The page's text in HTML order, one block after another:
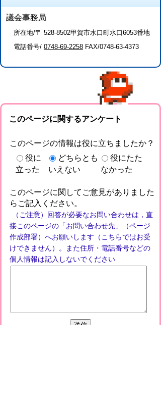
議会事務局
所在地/〒 528-8502甲賀市水口町水口6053番地
電話番号/ 0748-69-2258 FAX/0748-63-4373
このページに関するアンケート
このページの情報は役に立ちましたか？
役に
立った
どちらとも
いえない
役にたた
なかった
このページに関してご意見がありました
らご記入ください。
（ご注意）回答が必要なお問い合わせは，直
接このページの「お問い合わせ先」（ページ
作成部署）へお願いします（こちらではお受
けできません）。また住所・電話番号などの
個人情報は記入しないでください